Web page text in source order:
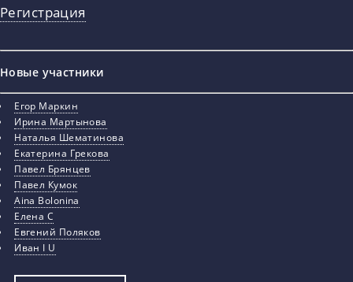
Регистрация
Новые участники
Егор Маркин
Ирина Мартынова
Наталья Шематинова
Екатерина Грекова
Павел Брянцев
Павел Кумок
Aina Bolonina
Елена С
Евгений Поляков
Иван I U